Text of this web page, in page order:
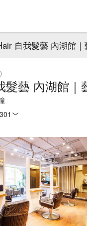
自我髮藝 內湖館
髮藝 內湖館｜